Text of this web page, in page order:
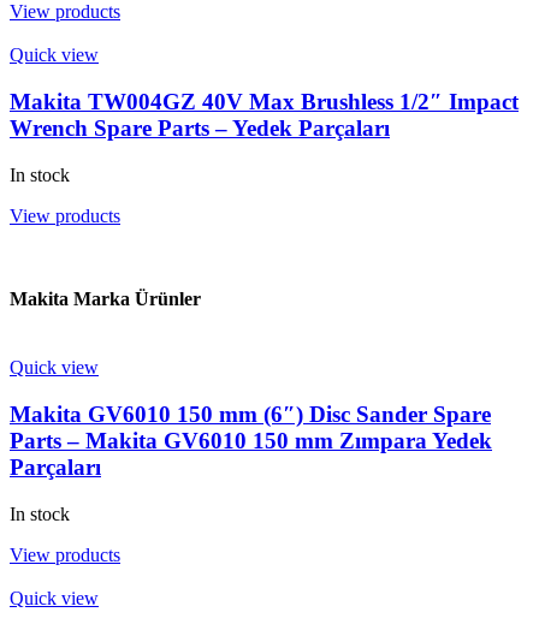
View products
Quick view
Makita TW004GZ 40V Max Brushless 1/2″ Impact
Wrench Spare Parts – Yedek Parçaları
In stock
View products
Makita Marka Ürünler
Quick view
Makita GV6010 150 mm (6″) Disc Sander Spare
Parts – Makita GV6010 150 mm Zımpara Yedek
Parçaları
In stock
View products
Quick view